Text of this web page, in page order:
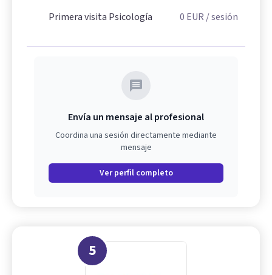
Primera visita Psicología
0 EUR / sesión
Envía un mensaje al profesional
Coordina una sesión directamente mediante
mensaje
Ver perfil completo
5